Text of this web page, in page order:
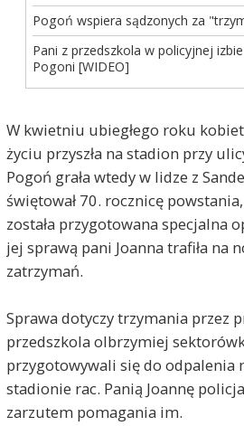
Pogoń wspiera sądzonych za
Pani z przedszkola w policyjnej
Pogoni [WIDEO]
W kwietniu ubiegłego roku
życiu przyszła na stadion przy
Pogoń grała wtedy w lidze z
świętował 70. rocznicę
została przygotowana specjalna
jej sprawą pani Joanna trafiła na
zatrzymań.
Sprawa dotyczy trzymania przez
przedszkola olbrzymiej
przygotowywali się do odpalenia
stadionie rac. Panią Joannę
zarzutem pomagania im.